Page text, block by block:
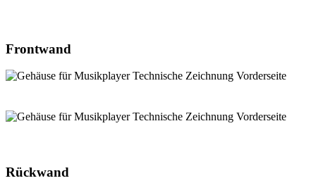
Frontwand
Rückwand